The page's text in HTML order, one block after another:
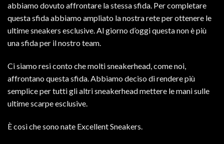
abbiamo dovuto affrontare la stessa sfida. Per completare
questa sfida abbiamo ampliato la nostra rete per ottenere le
ultime sneakers esclusive. Al giorno d’oggi questa non è più
una sfida per il nostro team.
Ci siamo resi conto che molti sneakerhead, come noi,
affrontano questa sfida. Abbiamo deciso di rendere più
semplice per tutti gli altri sneakerhead mettere le mani sulle
ultime scarpe esclusive.
È così che sono nate Excellent Sneakers.